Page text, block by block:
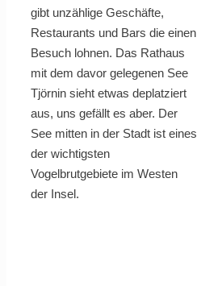
gibt unzählige Geschäfte,
Restaurants und Bars die einen
Besuch lohnen. Das Rathaus
mit dem davor gelegenen See
Tjörnin sieht etwas deplatziert
aus, uns gefällt es aber. Der
See mitten in der Stadt ist eines
der wichtigsten
Vogelbrutgebiete im Westen
der Insel.